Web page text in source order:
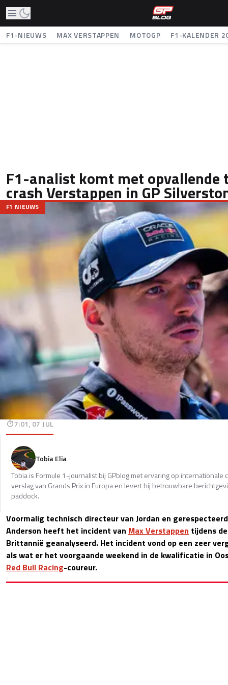
F1-NIEUWS MAX VERSTAPPEN MOTOGP F1-KALENDER
F1-analist komt met opvallende
crash Verstappen in GP
F1 NIEUWS
7:01, 07 JUL
Tobia Elia
Tobia is Formule 1-journalist bij GPblog met ervaring op internationale
verslag van Grands Prix in Europa en levert hij betrouwbare
paddock.
Voormalig technisch directeur van Jordan en
Anderson heeft het incident van Max Verstappen tijdens
Brittannië geanalyseerd. Het incident vond op een zeer
als wat er het voorgaande weekend in de kwalificatie in
Red Bull Racing-coureur.